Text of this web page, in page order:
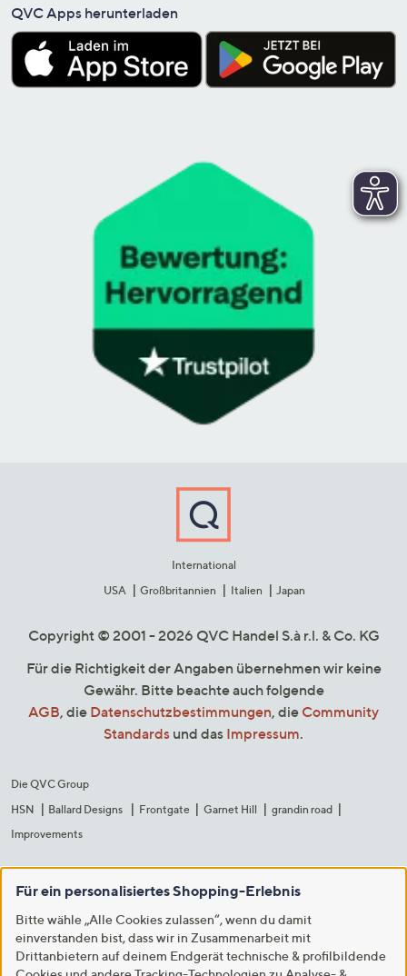
QVC Apps herunterladen
International
USA
Großbritannien Italien Japan
Copyright © 2001 - 2026 QVC Handel S.à r.l. & Co. KG
Für die Richtigkeit der Angaben übernehmen wir keine
Gewähr. Bitte beachte auch folgende
AGB, die Datenschutzbestimmungen, die Community
Standards und das Impressum.
Die QVC Group
HSN
Ballard Designs Frontgate Garnet Hill
grandin road
Improvements
Für ein personalisiertes Shopping-Erlebnis
Bitte wähle „Alle Cookies zulassen“, wenn du damit
einverstanden bist, dass wir in Zusammenarbeit mit
Drittanbietern auf deinem Endgerät technische & profilbildende